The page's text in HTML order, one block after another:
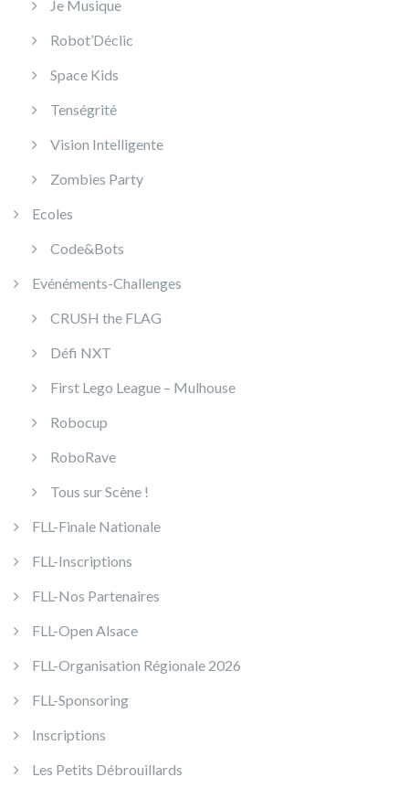
Je Musique
Robot’Déclic
Space Kids
Tenségrité
Vision Intelligente
Zombies Party
Ecoles
Code&Bots
Evénéments-Challenges
CRUSH the FLAG
Défi NXT
First Lego League – Mulhouse
Robocup
RoboRave
Tous sur Scène !
FLL-Finale Nationale
FLL-Inscriptions
FLL-Nos Partenaires
FLL-Open Alsace
FLL-Organisation Régionale 2026
FLL-Sponsoring
Inscriptions
Les Petits Débrouillards